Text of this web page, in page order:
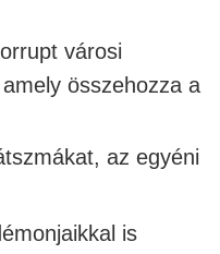
városi
összehozza a
az egyéni
is